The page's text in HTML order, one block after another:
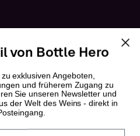
von Bottle Hero
exklusiven Angeboten,
und früherem Zugang zu
Sie unseren Newsletter und
der Welt des Weins - direkt in